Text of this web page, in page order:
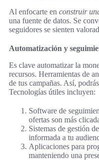
Al enfocarte en construir
una fuente de datos. Se
seguidores se sienten
Automatización y
Es clave automatizar la
recursos. Herramientas de
de tus campañas. Así,
Tecnologías útiles incluyen:
Software de
ofertas son más
Sistemas de gestión
informada a tu
Aplicaciones para
manteniendo una